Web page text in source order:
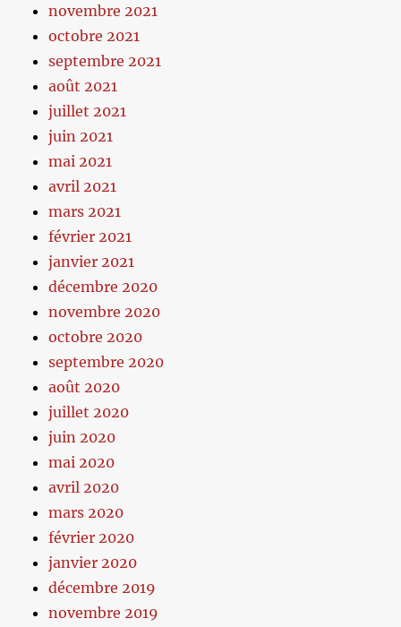
novembre 2021
octobre 2021
septembre 2021
août 2021
juillet 2021
juin 2021
mai 2021
avril 2021
mars 2021
février 2021
janvier 2021
décembre 2020
novembre 2020
octobre 2020
septembre 2020
août 2020
juillet 2020
juin 2020
mai 2020
avril 2020
mars 2020
février 2020
janvier 2020
décembre 2019
novembre 2019